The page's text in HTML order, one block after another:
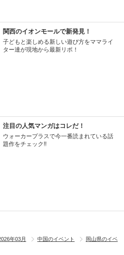
関西のイオンモールで新発見！
子どもと楽しめる新しい遊び方をママライ
ター達が現地から最新リポ！
注目の人気マンガはコレだ！
ウォーカープラスで今一番読まれている話
題作をチェック!!
年03月 中国のイベント
岡山県のイベ